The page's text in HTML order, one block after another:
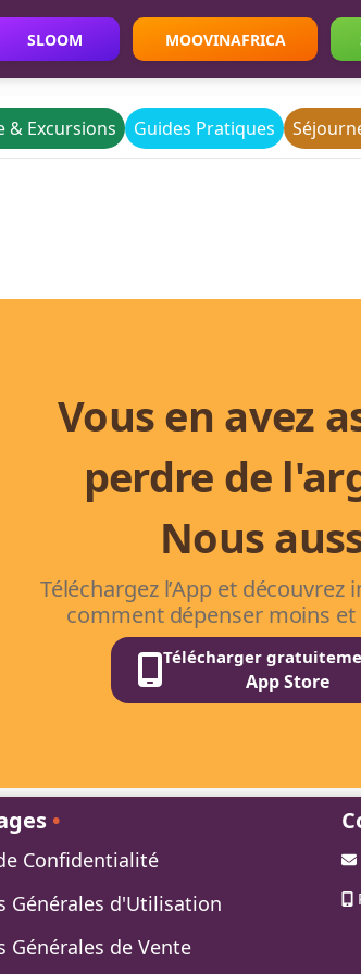
SLOOM MOOVINAFRICA
& Excursions Guides Pratiques
Vous en avez
perdre de
Nous
Téléchargez l’App et
comment dépenser moins
Télécharger
App Store
•
Confidentialité
Générales d'Utilisation
Générales de Vente